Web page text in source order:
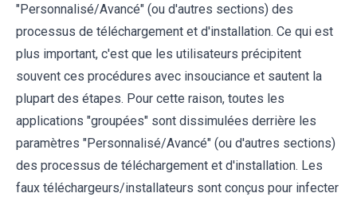
"Personnalisé/Avancé" (ou d'autres sections) des
processus de téléchargement et d'installation. Ce qui est
plus important, c'est que les utilisateurs précipitent
souvent ces procédures avec insouciance et sautent la
plupart des étapes. Pour cette raison, toutes les
applications "groupées" sont dissimulées derrière les
paramètres "Personnalisé/Avancé" (ou d'autres sections)
des processus de téléchargement et d'installation. Les
faux téléchargeurs/installateurs sont conçus pour infecter